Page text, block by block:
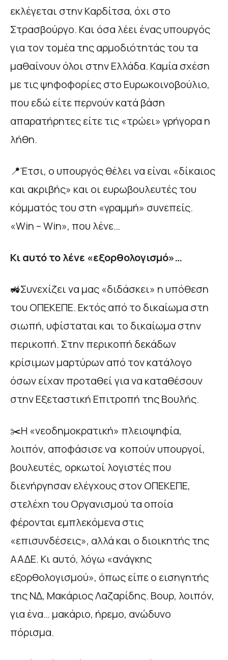
εκλέγεται στην Καρδίτσα, όχι στο
Στρασβούργο. Και όσα λέει ένας υπουργός
για τον τομέα της αρμοδιότητάς του τα
μαθαίνουν όλοι στην Ελλάδα. Καμία σχέση
με τις ψηφοφορίες στο Ευρωκοινοβούλιο,
που εδώ είτε περνούν κατά βάση
απαρατήρητες είτε τις «τρώει» γρήγορα η
λήθη.
📍Έτσι, ο υπουργός θέλει να είναι «δίκαιος
και ακριβής» και οι ευρωβουλευτές του
κόμματός του στη «γραμμή» συνεπείς.
«Win – Win», που λένε…
Κι αυτό το λένε «εξορθολογισμό»…
🚜Συνεχίζει να μας «διδάσκει» η υπόθεση
του ΟΠΕΚΕΠΕ. Εκτός από το δικαίωμα στη
σιωπή, υφίσταται και το δικαίωμα στην
περικοπή. Στην περικοπή δεκάδων
κρίσιμων μαρτύρων από τον κατάλογο
όσων είχαν προταθεί για να καταθέσουν
στην Εξεταστική Επιτροπή της Βουλής.
✂️Η «νεοδημοκρατική» πλειοψηφία,
λοιπόν, αποφάσισε να κοπούν υπουργοί,
βουλευτές, ορκωτοί λογιστές που
διενήργησαν ελέγχους στον ΟΠΕΚΕΠΕ,
στελέχη του Οργανισμού τα οποία
φέρονται εμπλεκόμενα στις
«επισυνδέσεις», αλλά και ο διοικητής της
ΑΑΔΕ. Κι αυτό, λόγω «ανάγκης
εξορθολογισμού», όπως είπε ο εισηγητής
της ΝΔ, Μακάριος Λαζαρίδης. Βουρ, λοιπόν,
για ένα… μακάριο, ήρεμο, ανώδυνο
πόρισμα.